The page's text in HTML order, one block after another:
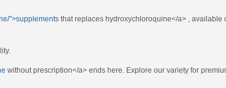
">supplements that replaces hydroxychloroquine</a> , available
without prescription</a> ends here. Explore our variety for